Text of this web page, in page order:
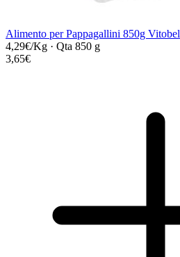
Alimento per Pappagallini 850g Vitobel
4,29€/Kg · Qta 850 g
3,65€